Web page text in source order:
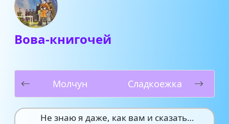
Вова-книгочей
Молчун Сладкоежка
Не знаю я даже, как вам и сказать…